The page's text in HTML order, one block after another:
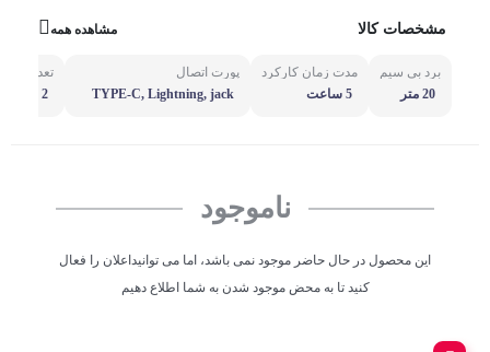
مشخصات کالا مشاهده همه
برد بی سیم
20 متر
مدت زمان کارکرد
5 ساعت
پورت اتصال
TYPE-C, Lightning, jack
تعداد
2 عدد
ناموجود
این محصول در حال حاضر موجود نمی باشد، اما می توانیداعلان را فعال
کنید تا به محض موجود شدن به شما اطلاع دهیم